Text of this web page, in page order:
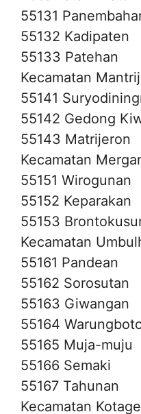
55131
55132 Kadipaten
55133 Patehan
Kecamatan
55141
55142 Gedong
55143 Matrijeron
Kecamatan
55151 Wirogunan
55152 Keparakan
55153
Kecamatan
55161 Pandean
55162 Sorosutan
55163 Giwangan
55164
55165 Muja-muju
55166 Semaki
55167 Tahunan
Kecamatan